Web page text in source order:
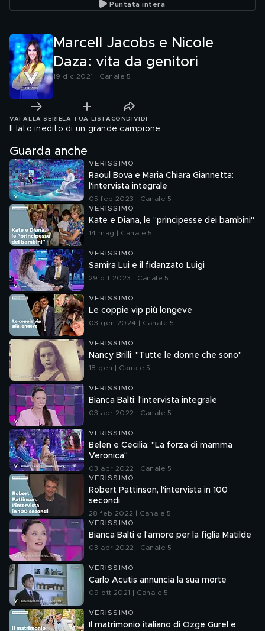
Puntata intera
Marcell Jacobs e Nicole
Daza: vita da genitori
19 dic 2021 | Canale 5
VAI ALLA SERIE LA TUA LISTA CONDIVIDI
Il lato inedito di un grande campione.
Guarda anche
VERISSIMO
Raoul Bova e Maria Chiara Giannetta:
l'intervista integrale
05 feb 2023 | Canale 5
VERISSIMO
Kate e Diana, le "principesse dei bambini"
14 mag | Canale 5
VERISSIMO
Samira Lui e il fidanzato Luigi
29 ott 2023 | Canale 5
VERISSIMO
Le coppie vip più longeve
03 gen 2024 | Canale 5
VERISSIMO
Nancy Brilli: "Tutte le donne che sono"
18 gen | Canale 5
VERISSIMO
Bianca Balti: l'intervista integrale
03 apr 2022 | Canale 5
VERISSIMO
Belen e Cecilia: "La forza di mamma
Veronica"
03 apr 2022 | Canale 5
VERISSIMO
Robert Pattinson, l'intervista in 100
secondi
28 feb 2022 | Canale 5
VERISSIMO
Bianca Balti e l'amore per la figlia Matilde
03 apr 2022 | Canale 5
VERISSIMO
Carlo Acutis annuncia la sua morte
09 ott 2021 | Canale 5
VERISSIMO
Il matrimonio italiano di Ozge Gurel e